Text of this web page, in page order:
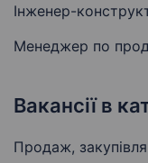
Інженер-
Менеджер по
Вакансії в
Продаж, закупівля